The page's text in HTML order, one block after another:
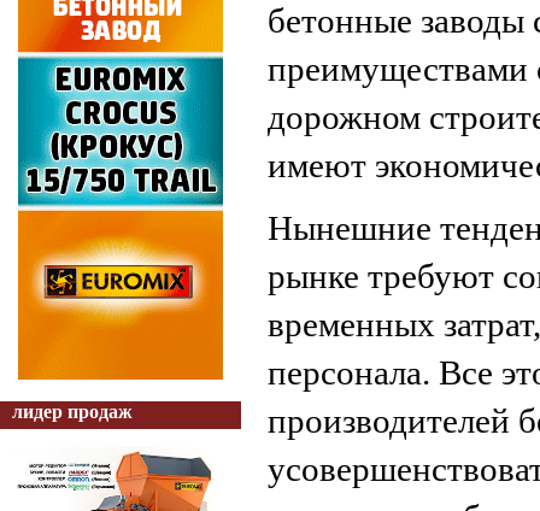
лидер продаж
бетонные заводы
преимуществами
дорожном
имеют
Нынешние
рынке требуют
временных
персонала. Все
производителей